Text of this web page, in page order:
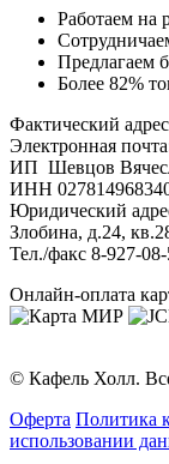
Работаем на
Предлагаем
Более 82%
Фактический
Электронная
ИП Шевцов
ИНН
Юридический
Злобина, д.24,
Тел./факс 8-927-
Онлайн-оплата
© Кафель Холл.
Оферта Политика
использовании